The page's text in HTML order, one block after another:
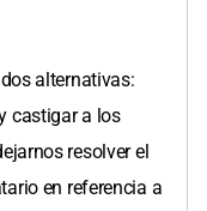
alternativas:
castigar a los
resolver el
en referencia a